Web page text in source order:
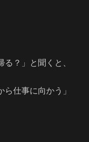
？」と聞くと、
ら仕事に向かう」